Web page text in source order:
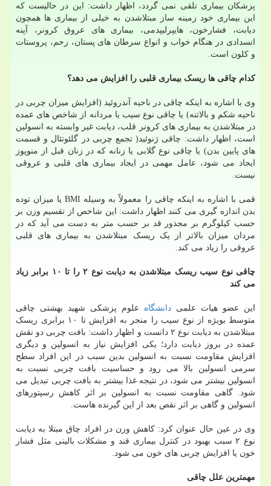
پزشکان بیماری تلقی نمی گردد، اظهار داشت: این در حالیست که
این بیماری خود زمینه ساز مبتلاشدن به خیلی از بیماری ها همچون
دیابت، فشارخون، هایپرلیپدمی، بیماری های عروق کرونر، آپنه
انسدادی در هنگام خواب و انواع سرطان های پستان، رحم، پروستات
و کلون است.
کدام چاقی ها ریسک بیماری قلبی را افزایش می دهد؟
وی با اشاره به اینکه چاقی در ناحیه آندروئید (افزایش میزان چربی در
ناحیه شکم و بالاتنه) یا چاقی نوع سیب یا مردانه از شاخص های عمده
در مبتلاشدن به بیماری های کرونر قلب، دیابت غیر وابسته به انسولین
است، اظهار داشت: چاقی ژنوئید( تجمع چربی در گلئوتئال و قسمت
های پایین بدن) یا چاقی نوع گلابی یا زنانه که در زنان قبل از منوپوز
ایجاد می شود، عامل مهمی در ایجاد بیماری های قلبی و عروقی
نیست.
قمی با اشاره به اینکه چاقی را معمولاً به وسیله BMI یا میزان توده
بدن اندازه گیری می کنند اظهار داشت: این شاخص از تقسیم وزن بر
حسب کیلوگرم بر مجذور قد بر حسب متر به دست می آید که در
مردان میزان بالاتر از یک ریسک مبتلاشدن به بیماری های قلبی
عروقی را زیاد می کند.
چاقی نوع سیب ریسک مبتلاشدن به دیابت نوع ۲ را تا ۱۰ برابر زیاد
می کند
این عضو هیات علمی دانشگاه علوم پزشکی شهید بهشتی چاقی
متوسط بویژه از نوع سیب را منجر به افزایش تا ۱۰ برابری ریسک
مبتلاشدن به دیابت نوع ۲ دانست و اظهار داشت: بافت چربی دو نقش
عمده در بروز دیابت دارد؛ یکی افزایش نیاز به انسولین و دیگری
افزایش مقاومت نسبت به انسولین بدین سبب در این افراد سطح
سرمی انسولین بالا می رود و حساسیت بافت چربی نسبت به
انسولین بیشتر می شود، در نتیجه غذا بیشتر به بافت چربی تبدیل می
شود. گاهی مقاومت نسبت به انسولین بر اثر کاهش رسپتورهای
انسولین و گاهی بر اثر نقص بعد از این گیرنده هاست.
وی در عین حال عنوان کرد: کاهش وزن در افراد چاق مبتلا به دیابت
نوع ۲ سبب بهبود در کنترل بیماری قند و مشکلات بالینی مثل فشار
خون یا افزایش چربی های خون می شود.
مهمترین علل چاقی